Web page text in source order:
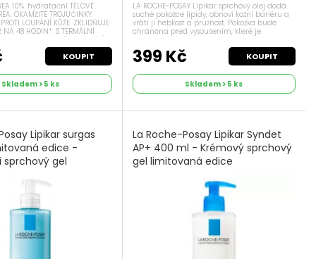
10%. hydratační TĚLOVÉ
OKAMŽITÉ TROJÚČINKY:
LOUPÁNÍ KŮŽE. ZKLIDŇUJE
NA 48 HODIN*. S TERMÁLNÍ
POSAY. PRO DĚTI, DOSPĚLÉ I
pomohou snížit...
KOUPIT
Skladem > 5 ks
LA ROCHE-POSAY Lipikar sprchový olej dodá
suché pokožce lipidy, obnoví kožní bariéru a
vrátí ji hebkost a pružnost. Pokožka bude
chráněna před vysoušením, které je
pH a jeho čistící složky jsou vybrány...
399 Kč KOUPIT
Skladem > 5 ks
Lipikar surgas
edice -
sprchový gel
La Roche-Posay Lipikar Syndet
AP+ 400 ml - Krémový sprchový
gel limitovaná edice